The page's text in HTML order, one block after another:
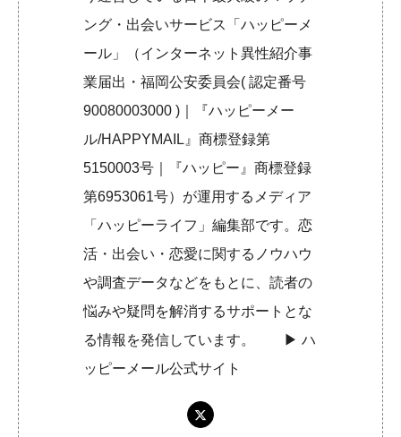
ング・出会いサービス「ハッピーメ
ール」（インターネット異性紹介事
業届出・福岡公安委員会( 認定番号
90080003000 )｜『ハッピーメー
ル/HAPPYMAIL』商標登録第
5150003号｜『ハッピー』商標登録
第6953061号）が運用するメディア
「ハッピーライフ」編集部です。恋
活・出会い・恋愛に関するノウハウ
や調査データなどをもとに、読者の
悩みや疑問を解消するサポートとな
る情報を発信しています。 ▶︎ハ
ッピーメール公式サイト